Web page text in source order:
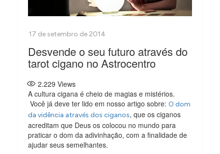
Desvende o seu futuro através do
tarot cigano no Astrocentro
2.229 Views
A cultura cigana é cheio de magias e mistérios.
Você já deve ter lido em nosso artigo sobre: O dom
da vidência através dos ciganos, que os ciganos
acreditam que Deus os colocou no mundo para
praticar o dom da adivinhação, com a finalidade de
ajudar seus semelhantes.